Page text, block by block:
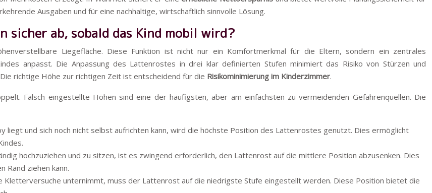
Ausgaben und für eine nachhaltige, wirtschaftlich sinnvolle Lösung.
sicher ab, sobald das Kind mobil wird?
Liegefläche. Diese Funktion ist nicht nur ein Komfortmerkmal für die Eltern, sondern ein zentrales
anpasst. Die Anpassung des Lattenrostes in drei klar definierten Stufen minimiert das Risiko von Stürzen und
richtige Höhe zur richtigen Zeit ist entscheidend für die Risikominimierung im Kinderzimmer.
Falsch eingestellte Höhen sind eine der häufigsten, aber am einfachsten zu vermeidenden Gefahrenquellen. Die
liegt und sich noch nicht selbst aufrichten kann, wird die höchste Position des Lattenrostes genutzt. Dies ermöglicht
hochzuziehen und zu sitzen, ist es zwingend erforderlich, den Lattenrost auf die mittlere Position abzusenken. Dies
Rand ziehen kann.
Kletterversuche unternimmt, muss der Lattenrost auf die niedrigste Stufe eingestellt werden. Diese Position bietet die